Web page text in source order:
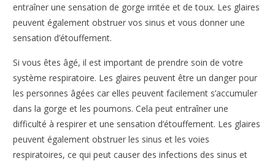
entraîner une sensation de gorge irritée et de toux. Les glaires
peuvent également obstruer vos sinus et vous donner une
sensation d’étouffement.
Si vous êtes âgé, il est important de prendre soin de votre
système respiratoire. Les glaires peuvent être un danger pour
les personnes âgées car elles peuvent facilement s’accumuler
dans la gorge et les poumons. Cela peut entraîner une
difficulté à respirer et une sensation d’étouffement. Les glaires
peuvent également obstruer les sinus et les voies
respiratoires, ce qui peut causer des infections des sinus et